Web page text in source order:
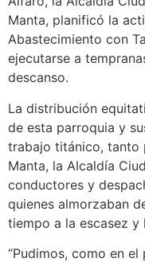
Manta, planificó la
Abastecimiento con
ejecutarse a
descanso.
La distribución
de esta parroquia y
trabajo titánico, tanto
Manta, la Alcaldía
conductores y
quienes almorzaban
tiempo a la escasez y
“Pudimos, como en